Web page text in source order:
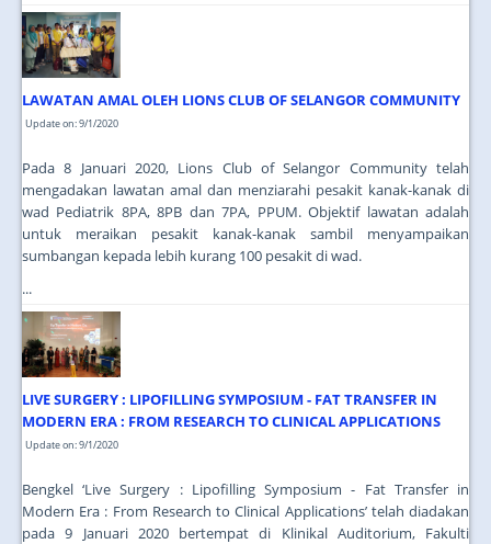
LAWATAN AMAL OLEH LIONS CLUB OF SELANGOR COMMUNITY
Update on: 9/1/2020
Pada 8 Januari 2020, Lions Club of Selangor Community telah
mengadakan lawatan amal dan menziarahi pesakit kanak-kanak di
wad Pediatrik 8PA, 8PB dan 7PA, PPUM. Objektif lawatan adalah
untuk meraikan pesakit kanak-kanak sambil menyampaikan
sumbangan kepada lebih kurang 100 pesakit di wad.
...
LIVE SURGERY : LIPOFILLING SYMPOSIUM - FAT TRANSFER IN
MODERN ERA : FROM RESEARCH TO CLINICAL APPLICATIONS
Update on: 9/1/2020
Bengkel ‘Live Surgery : Lipofilling Symposium - Fat Transfer in
Modern Era : From Research to Clinical Applications’ telah diadakan
pada 9 Januari 2020 bertempat di Klinikal Auditorium, Fakulti